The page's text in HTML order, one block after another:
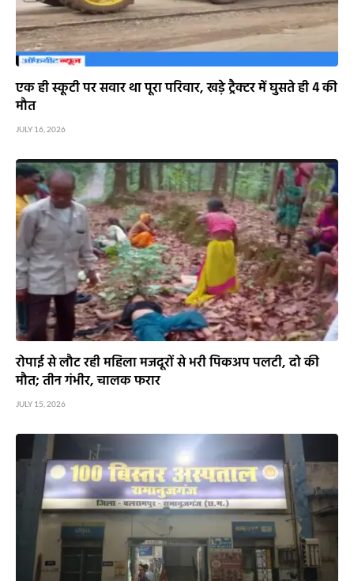
एक ही स्कूटी पर सवार था पूरा परिवार, खड़े ट्रैक्टर में घुसते ही 4 की
मौत
JULY 16, 2026
रोपाई से लौट रही महिला मजदूरों से भरी पिकअप पलटी, दो की
मौत; तीन गंभीर, चालक फरार
JULY 15, 2026